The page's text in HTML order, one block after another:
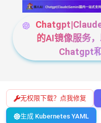
的AI镜像服务
Chatgpt
无权限下载？点我修复
生成 Kubernetes YAML